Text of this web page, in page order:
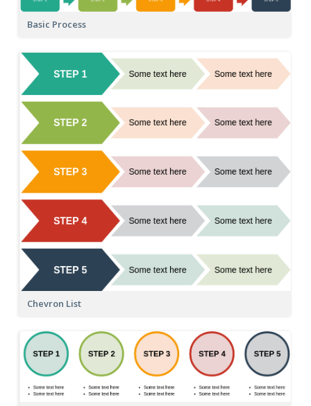
Basic Process
Chevron List